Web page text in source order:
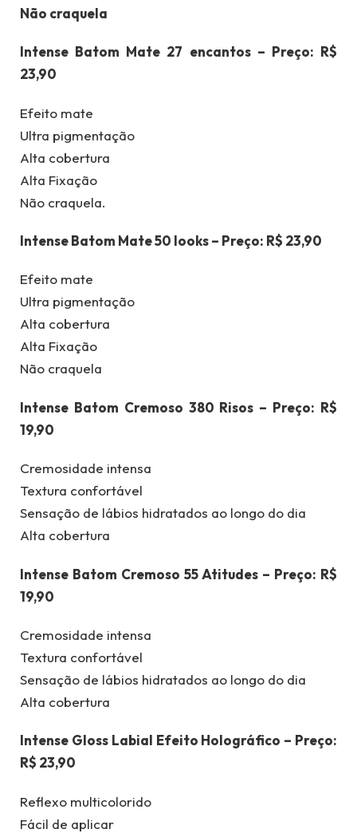
Não craquela
Intense Batom Mate 27 encantos – Preço: R$
23,90
Efeito mate
Ultra pigmentação
Alta cobertura
Alta Fixação
Não craquela.
Intense Batom Mate 50 looks – Preço: R$ 23,90
Efeito mate
Ultra pigmentação
Alta cobertura
Alta Fixação
Não craquela
Intense Batom Cremoso 380 Risos – Preço: R$
19,90
Cremosidade intensa
Textura confortável
Sensação de lábios hidratados ao longo do dia
Alta cobertura
Intense Batom Cremoso 55 Atitudes – Preço: R$
19,90
Cremosidade intensa
Textura confortável
Sensação de lábios hidratados ao longo do dia
Alta cobertura
Intense Gloss Labial Efeito Holográfico – Preço:
R$ 23,90
Reflexo multicolorido
Fácil de aplicar